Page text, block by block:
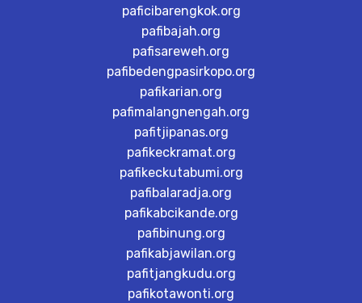
paficibarengkok.org
pafibajah.org
pafisareweh.org
pafibedengpasirkopo.org
pafikarian.org
pafimalangnengah.org
pafitjipanas.org
pafikeckramat.org
pafikeckutabumi.org
pafibalaradja.org
pafikabcikande.org
pafibinung.org
pafikabjawilan.org
pafitjangkudu.org
pafikotawonti.org